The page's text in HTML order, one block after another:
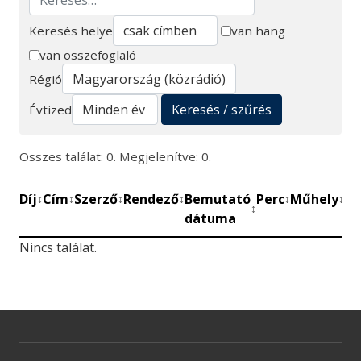
Keresés
Keresés helye
van hang
van összefoglaló
Régió
Évtized
Keresés / szűrés
Összes találat: 0. Megjelenítve: 0.
Díj↕Cím↕Szerző↕Rendező↕Bemutató
dátuma
↕
Perc↕Műhely↕
Nincs találat.